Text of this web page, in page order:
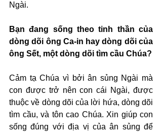
Ngài.
Bạn đang sống theo tinh thần của
dòng dõi ông Ca-in hay dòng dõi của
ông Sết, một dòng dõi tìm cầu Chúa?
Cảm tạ Chúa vì bởi ân sủng Ngài mà
con được trở nên con cái Ngài, được
thuộc về dòng dõi của lời hứa, dòng dõi
tìm cầu, và tôn cao Chúa. Xin giúp con
sống đúng với địa vị của ân sủng để